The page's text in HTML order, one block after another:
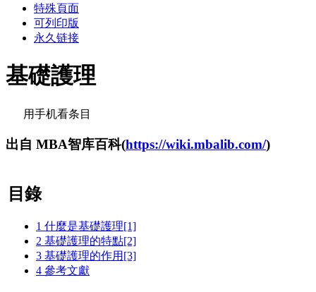
特殊頁面
可列印版
永久链接
基礎護理
用手机看条目
出自 MBA智库百科(https://wiki.mbalib.com/)
目錄
1 什麼是基礎護理[1]
2 基礎護理的特點[2]
3 基礎護理的作用[3]
4 參考文獻